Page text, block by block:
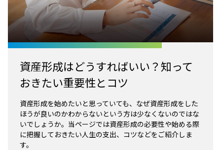
資産形成はどうすればいい？知って
おきたい重要性とコツ
資産形成を始めたいと思っていても、なぜ資産形成をした
ほうが良いのかわからないという方は少なくないのではな
いでしょうか。当ページでは資産形成の必要性や始める際
に把握しておきたい人生の支出、コツなどをご紹介しま
す。